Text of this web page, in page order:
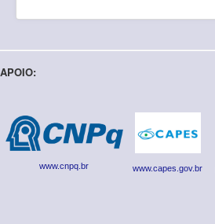
APOIO:
www.cnpq.br www.capes.gov.br